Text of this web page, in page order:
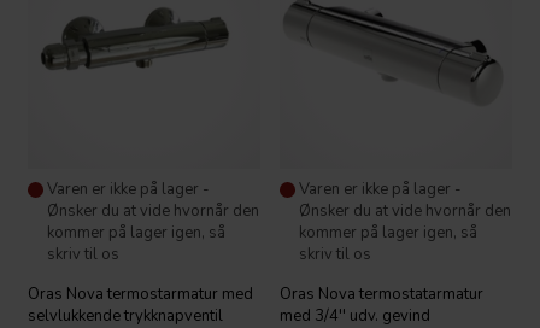
Varen er ikke på lager -
Ønsker du at vide hvornår den
kommer på lager igen, så
skriv til os
Oras Nova termostarmatur med
selvlukkende trykknapventil
Varen er ikke på lager -
Ønsker du at vide hvornår den
kommer på lager igen, så
skriv til os
Oras Nova termostatarmatur
med 3/4'' udv. gevind